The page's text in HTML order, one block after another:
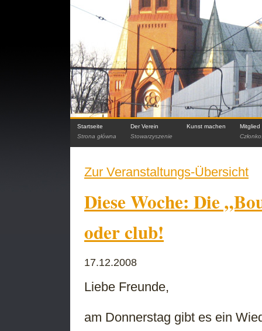
Startseite
Strona główna
Der Verein
Stowarzyszenie
Kunst machen
Mitglied
Zur Veranstaltungs-Übersicht
Diese Woche: Die
oder club!
17.12.2008
Liebe Freunde,
am Donnerstag gibt es ein